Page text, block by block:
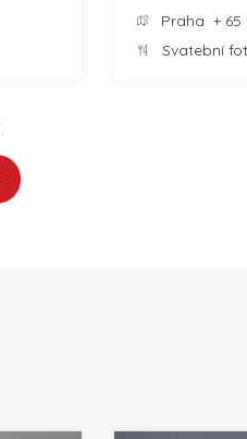
Praha +
Svatební